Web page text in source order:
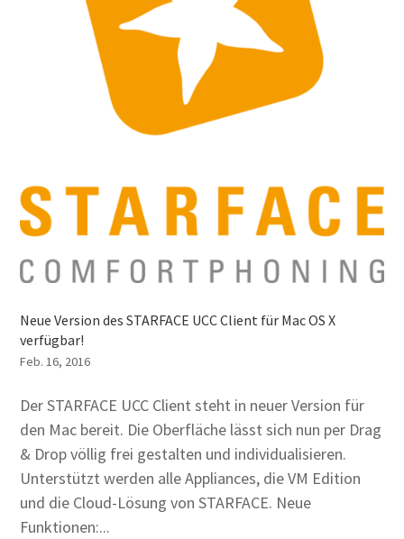
Neue Version des STARFACE UCC Client für Mac OS X
verfügbar!
Feb. 16, 2016
Der STARFACE UCC Client steht in neuer Version für
den Mac bereit. Die Oberfläche lässt sich nun per Drag
& Drop völlig frei gestalten und individualisieren.
Unterstützt werden alle Appliances, die VM Edition
und die Cloud-Lösung von STARFACE. Neue
Funktionen:...